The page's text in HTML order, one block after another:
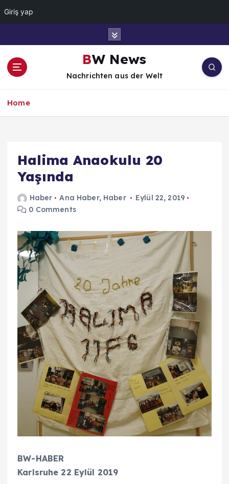
Giriş yap
BW News
Nachrichten aus der Welt
Home
Halima Anaokulu 20
Yaşında
Haber Ana Haber, Haber
Eylül 22, 2019
0 Comments
BW-HABER
Karlsruhe 22 Eylül 2019